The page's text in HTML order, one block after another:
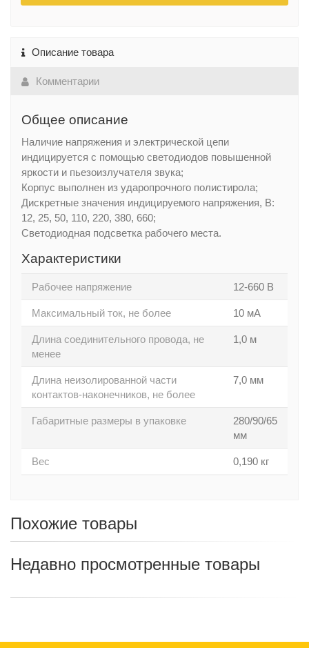
Описание товара
Комментарии
Общее описание
Наличие напряжения и электрической цепи
индицируется с помощью светодиодов повышенной
яркости и пьезоизлучателя звука;
Корпус выполнен из ударопрочного полистирола;
Дискретные значения индицируемого напряжения, В:
12, 25, 50, 110, 220, 380, 660;
Светодиодная подсветка рабочего места.
Характеристики
Рабочее напряжение 12-660 В
Максимальный ток, не более 10 мА
Длина соединительного провода, не
менее
1,0 м
Длина неизолированной части
контактов-наконечников, не более
7,0 мм
Габаритные размеры в упаковке
280/90/65
мм
Вес 0,190 кг
Похожие товары
Недавно просмотренные товары